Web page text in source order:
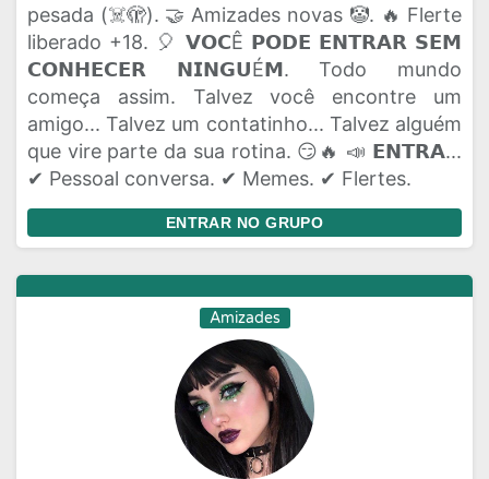
pesada (☠️🫣). 🤝 Amizades novas 🤡. 🔥 Flerte
liberado +18. 🎈 𝗩𝗢𝗖Ê 𝗣𝗢𝗗𝗘 𝗘𝗡𝗧𝗥𝗔𝗥 𝗦𝗘𝗠
𝗖𝗢𝗡𝗛𝗘𝗖𝗘𝗥 𝗡𝗜𝗡𝗚𝗨É𝗠. Todo mundo
começa assim. Talvez você encontre um
amigo... Talvez um contatinho... Talvez alguém
que vire parte da sua rotina. 😏🔥 📣 𝗘𝗡𝗧𝗥𝗔...
✔ Pessoal conversa. ✔ Memes. ✔ Flertes.
ENTRAR NO GRUPO
Amizades